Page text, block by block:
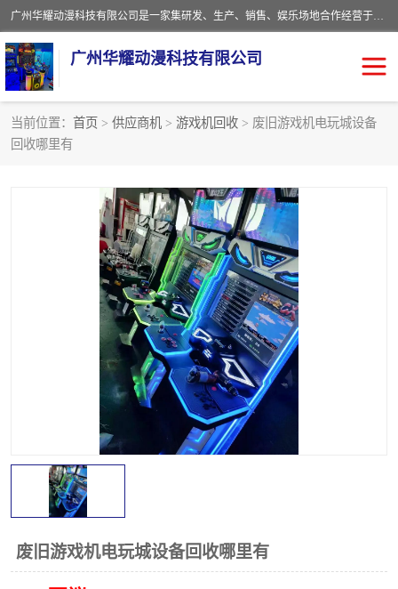
广州华耀动漫科技有限公司是一家集研发、生产、销售、娱乐场地合作经营于一体的动漫游戏公司。本公司拥有一支年轻化集研发生产到售后服务的队伍，及时地为客户提供、赚钱的产品。本公司以雄厚的实力、合理的价格、优良的服务与多家企业建立了长期的合作关系。热诚欢迎各界前来参观、考察、洽谈业务。目前公司经营的产品有：各种捕渔游戏机系列，大型模拟机系列、轮盘机系列、连线机系列、框体机系列、玛莉机系列等。
广州华耀动漫科技有限公司
当前位置： 首页 > 供应商机 > 游戏机回收 > 废旧游戏机电玩城设备
回收哪里有
废旧游戏机电玩城设备回收哪里有
娃娃机回收
电玩城回收
儿童机回收
*机回收